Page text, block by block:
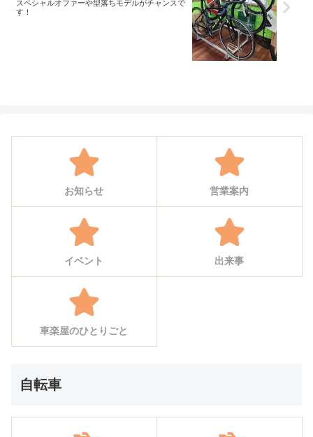
スペシャルオファーや型落ちモデルがチャンスで
す！
お知らせ 営業案内
イベント 出来事
車楽屋のひとりごと
自転車